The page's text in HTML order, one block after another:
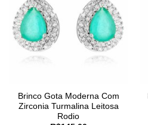
Brinco Gota Moderna Com
Zirconia Turmalina Leitosa
Rodio